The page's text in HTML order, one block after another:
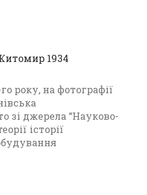
1934
року, на фотографії
зі джерела “Науково-
історії